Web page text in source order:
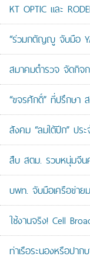
KT OPTIC และ
“ร่วมกตัญญู จับมือ
สมาคมตำรวจ จัดกิจก
“ขจรศักดิ์” ที่ปรึกษา
สังคม “ลมใต้ปีก” ปร
สืบ สตม. รวบหนุ่มจีน
บพท. จับมือเครือข่าย
ใช้งานจริง! Cell
ท่าเรือระนองหรือปาก